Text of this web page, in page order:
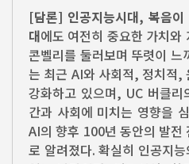
[담론] 인공지능시대, 복음
대에도 여전히 중요한 가치와
콘벨리를 둘러보며 뚜렷이 느
는 최근 AI와 사회적, 정치적,
강화하고 있으며, UC 버클
간과 사회에 미치는 영향을
AI의 향후 100년 동안의 발전
로 알려졌다. 확실히 인공지